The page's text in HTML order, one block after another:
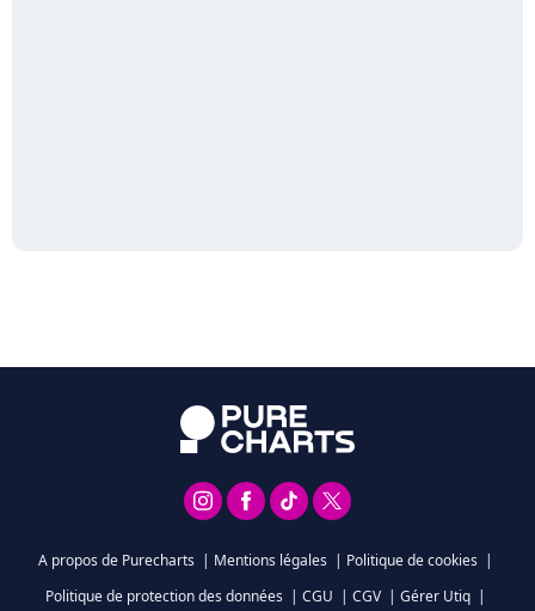
A propos de Purecharts | Mentions légales | Politique de cookies |
Politique de protection des données | CGU | CGV | Gérer Utiq |